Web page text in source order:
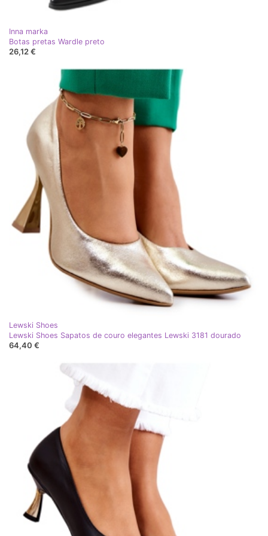
Inna marka
Botas pretas Wardle preto
26,12 €
Lewski Shoes
Lewski Shoes Sapatos de couro elegantes Lewski 3181 dourado
64,40 €